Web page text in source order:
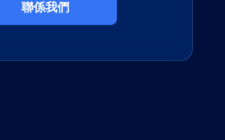
聯係我們